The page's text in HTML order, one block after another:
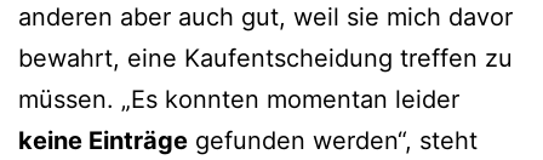
anderen aber auch gut, weil sie mich davor
bewahrt, eine Kaufentscheidung treffen zu
müssen. „Es konnten momentan leider
keine Einträge gefunden werden“, steht